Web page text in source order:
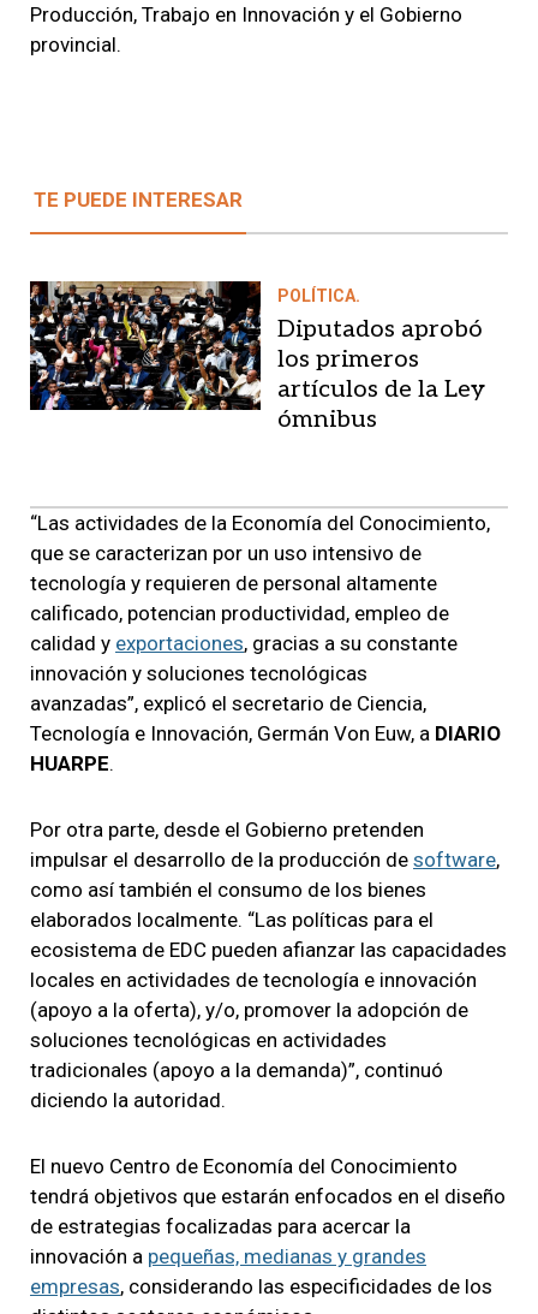
Producción, Trabajo en Innovación y el Gobierno
provincial.
TE PUEDE INTERESAR
POLÍTICA.
Diputados aprobó
los primeros
artículos de la Ley
ómnibus
“Las actividades de la Economía del Conocimiento,
que se caracterizan por un uso intensivo de
tecnología y requieren de personal altamente
calificado, potencian productividad, empleo de
calidad y exportaciones, gracias a su constante
innovación y soluciones tecnológicas
avanzadas”, explicó el secretario de Ciencia,
Tecnología e Innovación, Germán Von Euw, a DIARIO
HUARPE.
Por otra parte, desde el Gobierno pretenden
impulsar el desarrollo de la producción de software,
como así también el consumo de los bienes
elaborados localmente. “Las políticas para el
ecosistema de EDC pueden afianzar las capacidades
locales en actividades de tecnología e innovación
(apoyo a la oferta), y/o, promover la adopción de
soluciones tecnológicas en actividades
tradicionales (apoyo a la demanda)”, continuó
diciendo la autoridad.
El nuevo Centro de Economía del Conocimiento
tendrá objetivos que estarán enfocados en el diseño
de estrategias focalizadas para acercar la
innovación a pequeñas, medianas y grandes
empresas, considerando las especificidades de los